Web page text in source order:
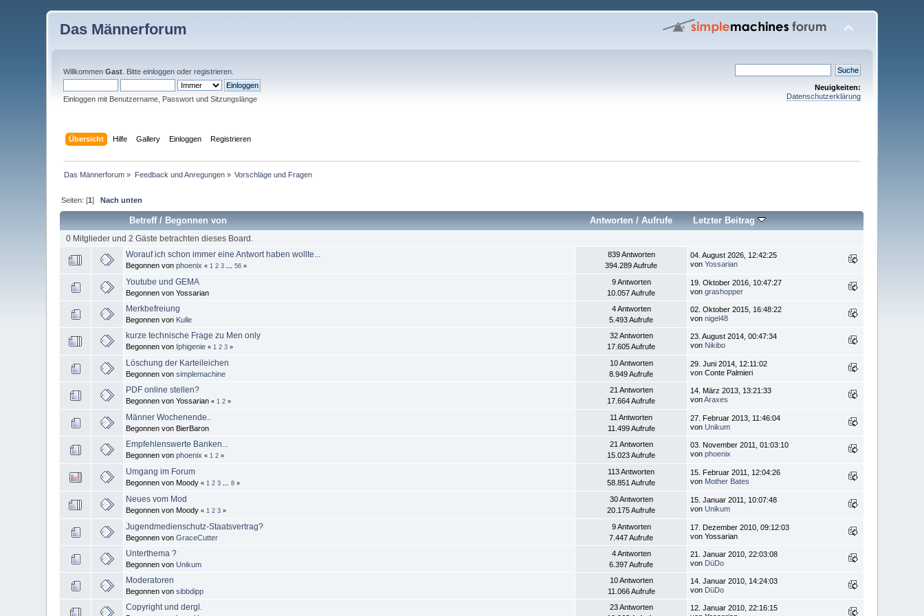
Das Männerforum
WillkommenGast . Bitteeinloggen oderregistrieren
Einloggen mit Benutzername, Passwort und Sitzungslänge
Neuigkeiten:
Datenschutzerklärung
Übersicht Hilfe Gallery Einloggen Registrieren
Das Männerforum » Feedback und Anregungen» Vorschläge und Fragen
Seiten: [1]Nach unten
Betreff/Begonnen von Antworten/ Aufrufe Letzter Beitrag
0 Mitglieder und 2 Gäste betrachten dieses Board.
Worauf ich schon immer eine Antwort haben wollte...
Begonnen vonphoenix « 1 2 3 ...56 »
839 Antworten
394.289 Aufrufe
04. August 2026, 12:42:25
vonYossarian
Youtube und GEMA
Begonnen von Yossarian
9 Antworten
10.057 Aufrufe
19. Oktober 2016, 10:47:27
vongrashopper
Merkbefreiung
Begonnen von Kulle
4 Antworten
5.493 Aufrufe
02. Oktober 2015, 16:48:22
vonnigel48
kurze technische Frage zu Men only
Begonnen von Iphigenie « 1 2 3 »
32 Antworten
17.605 Aufrufe
23. August 2014, 00:47:34
von Nikibo
Löschung der Karteileichen
Begonnen vonsimplemachine
10 Antworten
8.949 Aufrufe
29. Juni 2014, 12:11:02
von Conte Palmieri
PDF online stellen?
Begonnen von Yossarian« 1 2 »
21 Antworten
17.664 Aufrufe
14. März 2013, 13:21:33
vonAraxes
Männer Wochenende..
Begonnen von BierBaron
11 Antworten
11.499 Aufrufe
27. Februar 2013, 11:46:04
vonUnikum
Empfehlenswerte Banken...
Begonnen vonphoenix « 1 2 »
21 Antworten
15.023 Aufrufe
03. November 2011, 01:03:10
vonphoenix
Umgang im Forum
Begonnen von Moody« 1 2 3 ...8 »
113 Antworten
58.851 Aufrufe
15. Februar 2011, 12:04:26
von Mother Bates
Neues vom Mod
Begonnen von Moody« 1 2 3 »
30 Antworten
20.175 Aufrufe
15. Januar 2011, 10:07:48
vonUnikum
Jugendmedienschutz-Staatsvertrag?
Begonnen vonGraceCutter
9 Antworten
7.447 Aufrufe
17. Dezember 2010, 09:12:03
von Yossarian
Unterthema ?
Begonnen vonUnikum
4 Antworten
6.397 Aufrufe
21. Januar 2010, 22:03:08
von DüDo
Moderatoren
Begonnen vonsibbdipp
10 Antworten
11.066 Aufrufe
14. Januar 2010, 14:24:03
von DüDo
Copyright und dergl.
23 Antworten
12. Januar 2010, 22:16:15